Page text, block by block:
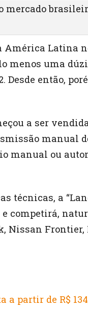
mercado
Latina
menos uma
Desde então,
a ser
manual
manual ou
técnicas, a
competirá,
Nissan
a partir de R$